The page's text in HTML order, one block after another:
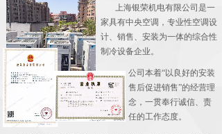
上海银荣机电有限公司是一
家具有中央空调，专业性空调设
计、销售、安装为一体的综合性
制冷设备企业。
公司本着“以良好的安装
售后促进销售”的经营理
念，一贯奉行诚信、责
任的工作态度。